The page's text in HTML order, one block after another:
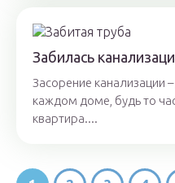
Забилась
Засорение канализации
каждом доме, будь то
квартира....